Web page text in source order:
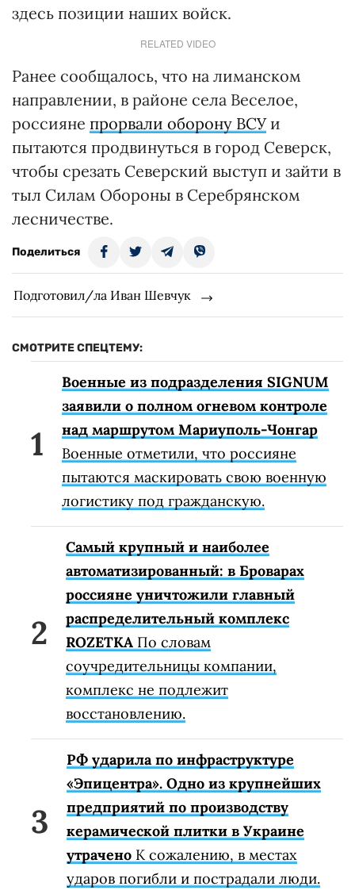
здесь позиции наших войск.
RELATED VIDEO
Ранее сообщалось, что на лиманском
направлении, в районе села Веселое,
россияне прорвали оборону ВСУи
пытаются продвинуться в город Северск,
чтобы срезать Северский выступ и зайти в
тыл Силам Обороны в Серебрянском
лесничестве.
Поделиться
Подготовил/ла Иван Шевчук
СМОТРИТЕ СПЕЦТЕМУ:
Военные из подразделения SIGNUM
заявили о полном огневом контроле
над маршрутом Мариуполь-Чонгар
Военные отметили, что россияне
пытаются маскировать свою военную
логистику под гражданскую.
Самый крупный и наиболее
автоматизированный: в Броварах
россияне уничтожили главный
распределительный комплекс
ROZETKA По словам
соучредительницы компании,
комплекс не подлежит
восстановлению.
РФ ударила по инфраструктуре
«Эпицентра». Одно из крупнейших
предприятий по производству
керамической плитки в Украине
утрачено К сожалению, в местах
ударов погибли и пострадали люди.